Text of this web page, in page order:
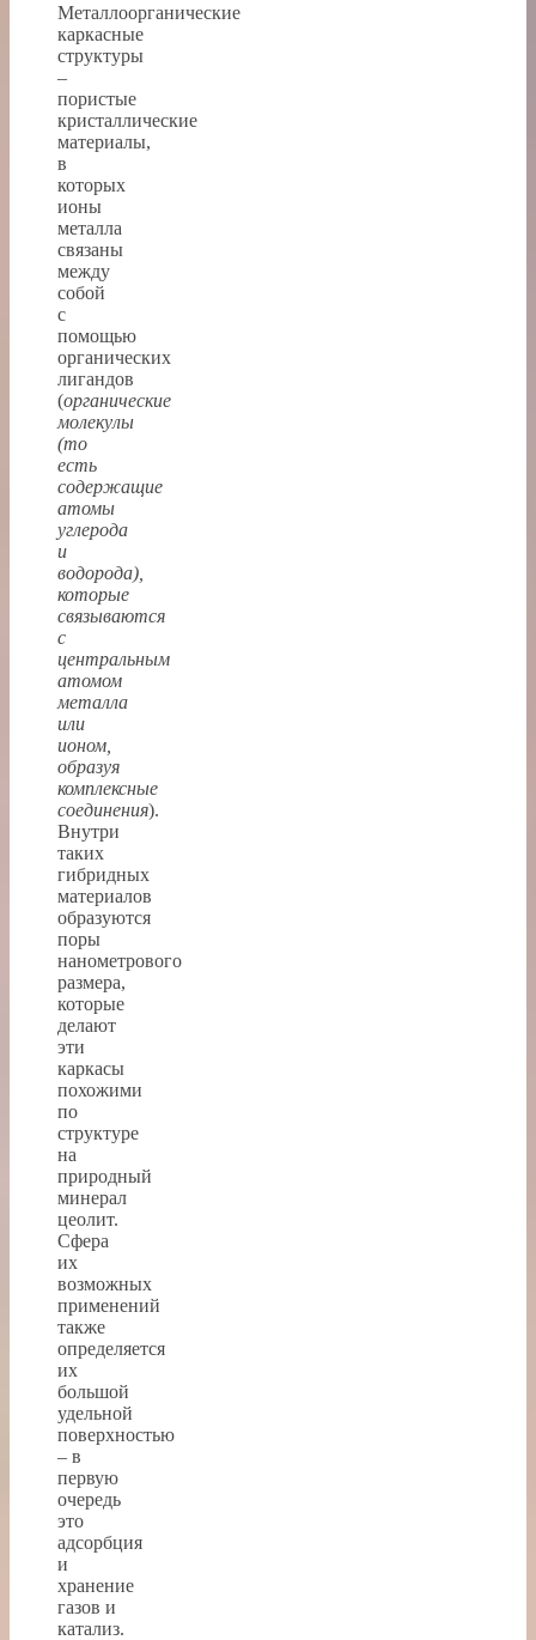
Металлоорганические
каркасные
структуры
–
пористые
кристаллические
материалы,
в
которых
ионы
металла
связаны
между
собой
с
помощью
органических
лигандов
(органические
молекулы
(то
есть
содержащие
атомы
углерода
и
водорода),
которые
связываются
с
центральным
атомом
металла
или
ионом,
образуя
комплексные
соединения).
Внутри
таких
гибридных
материалов
образуются
поры
нанометрового
размера,
которые
делают
эти
каркасы
похожими
по
структуре
на
природный
минерал
цеолит.
Сфера
их
возможных
применений
также
определяется
их
большой
удельной
поверхностью
– в
первую
очередь
это
адсорбция
и
хранение
газов и
катализ.